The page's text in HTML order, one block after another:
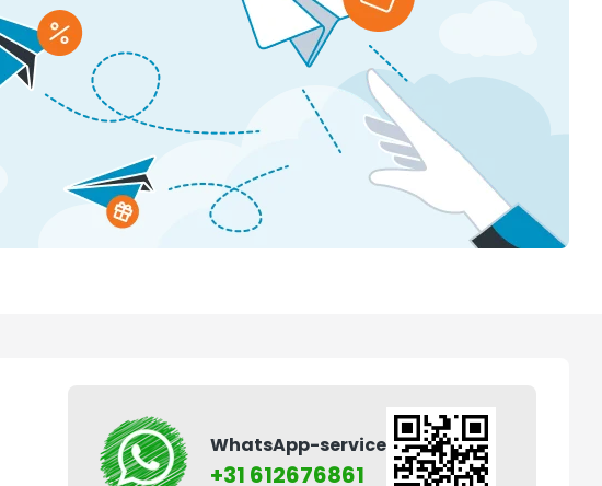
WhatsApp-service
+31 612676861